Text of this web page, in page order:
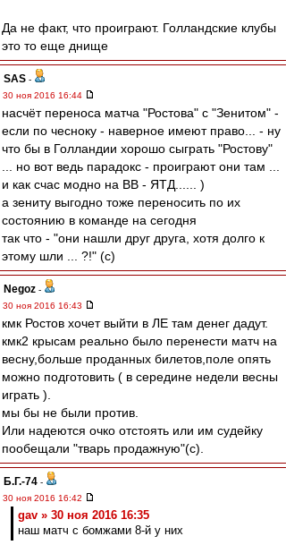
Да не факт, что проиграют. Голландские клубы
это то еще днище
SAS -
30 ноя 2016 16:44
насчёт переноса матча "Ростова" с "Зенитом" -
если по чесноку - наверное имеют право... - ну
что бы в Голландии хорошо сыграть "Ростову"
... но вот ведь парадокс - проиграют они там ...
и как счас модно на ВВ - ЯТД...... )
а зениту выгодно тоже переносить по их
состоянию в команде на сегодня
так что - "они нашли друг друга, хотя долго к
этому шли ... ?!" (c)
Negoz -
30 ноя 2016 16:43
кмк Ростов хочет выйти в ЛЕ там денег дадут.
кмк2 крысам реально было перенести матч на
весну,больше проданных билетов,поле опять
можно подготовить ( в середине недели весны
играть ).
мы бы не были против.
Или надеются очко отстоять или им судейку
пообещали "тварь продажную"(с).
Б.Г.-74 -
30 ноя 2016 16:42
gav » 30 ноя 2016 16:35
наш матч с бомжами 8-й у них